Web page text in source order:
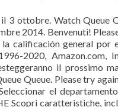
3 ottobre. Watch Queue
2014. Benvenuti!
calificación general por
2020, Amazon.com,
il prossimo
Queue. Please try
el
Scopri caratteristiche,